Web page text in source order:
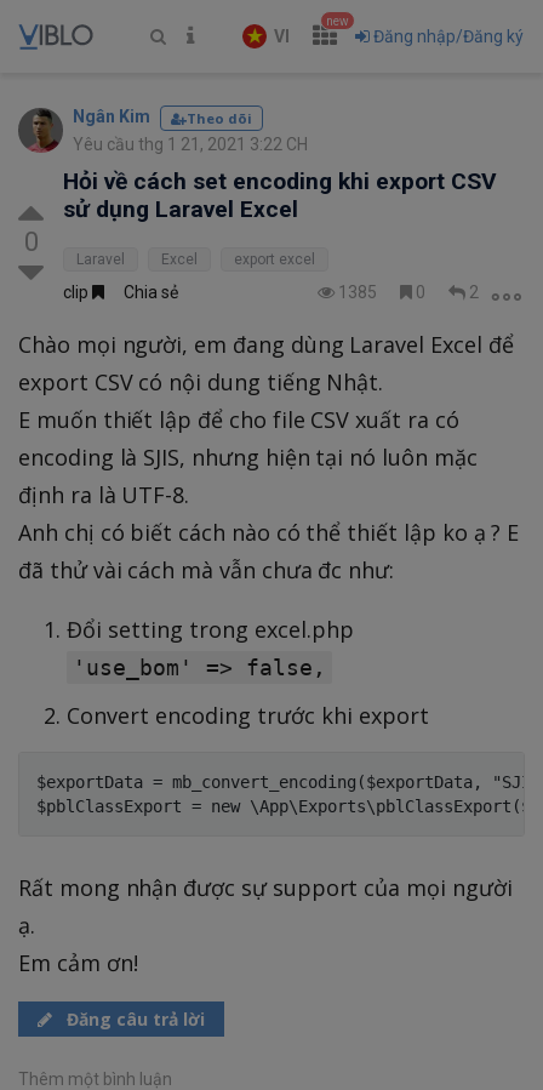
VI
new
Đăng nhập/Đăng ký
Ngân Kim Theo dõi
Yêu cầu thg 1 21, 2021 3:22 CH
0
Hỏi về cách set encoding khi export CSV
sử dụng Laravel Excel
Laravel Excel export excel
clip Chia sẻ 1385 0 2
Chào mọi người, em đang dùng Laravel Excel để
export CSV có nội dung tiếng Nhật.
E muốn thiết lập để cho file CSV xuất ra có
encoding là SJIS, nhưng hiện tại nó luôn mặc
định ra là UTF-8.
Anh chị có biết cách nào có thể thiết lập ko ạ ? E
đã thử vài cách mà vẫn chưa đc như:
Đổi setting trong excel.php
'use_bom' => false,
Convert encoding trước khi export
$exportData = mb_convert_encoding($exportData,
Rất mong nhận được sự support của mọi người
ạ.
Em cảm ơn!
Đăng câu trả lời
Thêm một bình luận